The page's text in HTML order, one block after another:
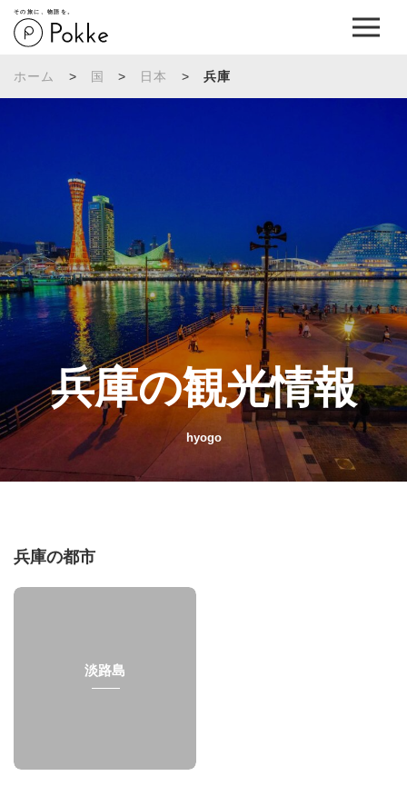
その旅に、物語を。
ホーム > 国 > 日本 > 兵庫
兵庫の観光情報
hyogo
兵庫の都市
淡路島